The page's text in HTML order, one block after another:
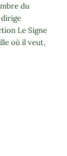
du
Le Signe
où il veut,